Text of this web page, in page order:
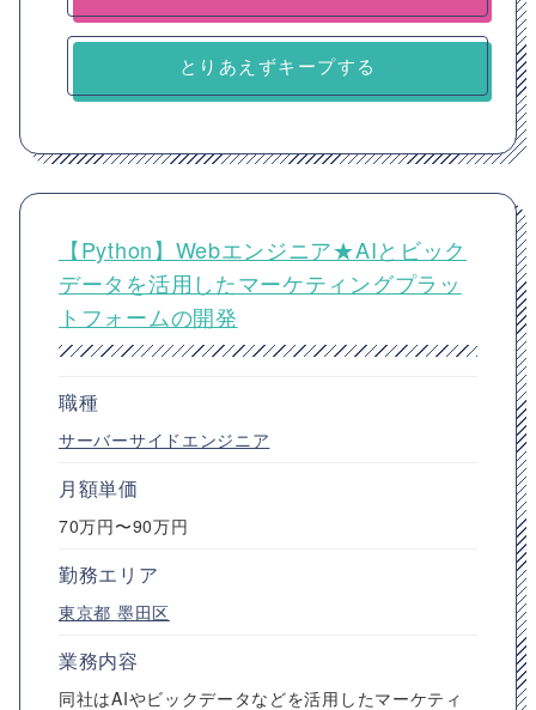
とりあえずキープする
【Python】Webエンジニア★AIとビック
データを活用したマーケティングプラッ
トフォームの開発
職種
サーバーサイドエンジニア
月額単価
70万円〜90万円
勤務エリア
東京都 墨田区
業務内容
同社はAIやビックデータなどを活用したマーケティ